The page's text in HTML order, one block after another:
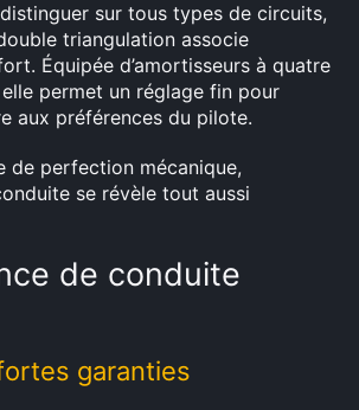
sur tous types de circuits,
triangulation associe
Équipée d’amortisseurs à quatre
permet un réglage fin pour
aux préférences du pilote.
de perfection mécanique,
se révèle tout aussi
de conduite
garanties